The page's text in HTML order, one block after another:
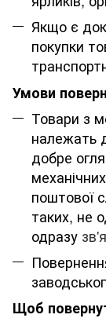
Якщо є
покупки
Умови
Товари з
належать
добре
поштової
таких, не
одразу
Щоб